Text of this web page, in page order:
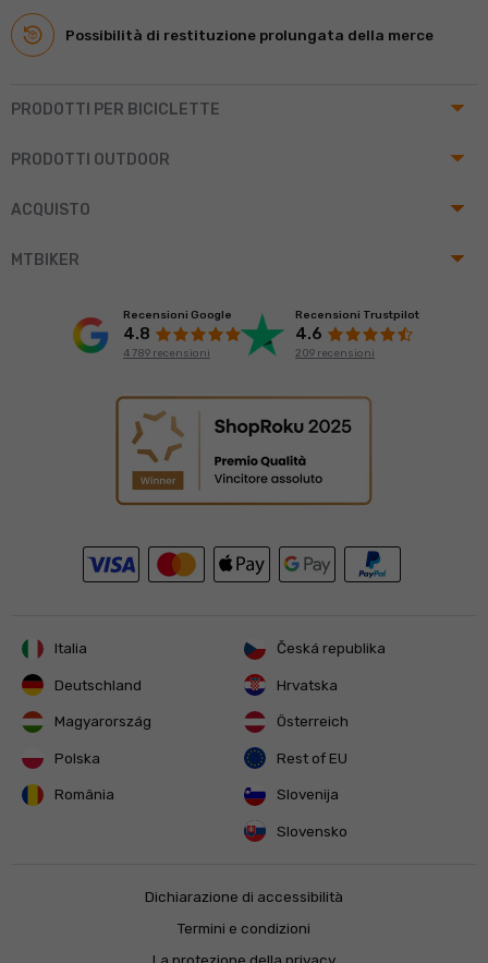
Possibilità di restituzione prolungata della merce
arrow_drop_up
PRODOTTI PER BICICLETTE
arrow_drop_up
PRODOTTI OUTDOOR
arrow_drop_up
ACQUISTO
arrow_drop_up
MTBIKER
Recensioni Google
4.8
4 789 recensioni
Recensioni Trustpilot
4.6
209 recensioni
Italia Česká republika
Deutschland Hrvatska
Magyarország Österreich
Polska Rest of EU
România Slovenija
Slovensko
Dichiarazione di accessibilità
Termini e condizioni